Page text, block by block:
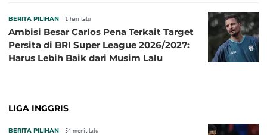
BERITA PILIHAN 1 hari lalu
Ambisi Besar Carlos Pena Terkait Target
Persita di BRI Super League 2026/2027:
Harus Lebih Baik dari Musim Lalu
LIGA INGGRIS
BERITA PILIHAN 54 menit lalu